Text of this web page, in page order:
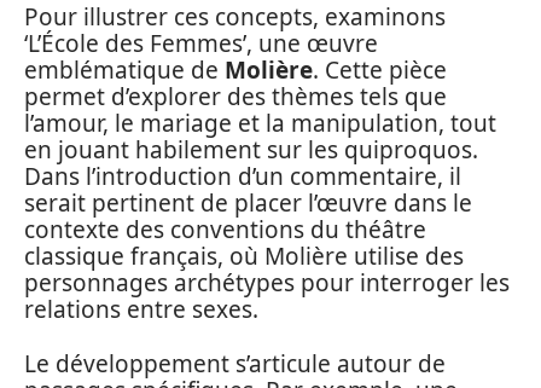
Pour illustrer ces concepts, examinons
‘L’École des Femmes’, une œuvre
emblématique de Molière. Cette pièce
permet d’explorer des thèmes tels que
l’amour, le mariage et la manipulation, tout
en jouant habilement sur les quiproquos.
Dans l’introduction d’un commentaire, il
serait pertinent de placer l’œuvre dans le
contexte des conventions du théâtre
classique français, où Molière utilise des
personnages archétypes pour interroger les
relations entre sexes.
Le développement s’articule autour de